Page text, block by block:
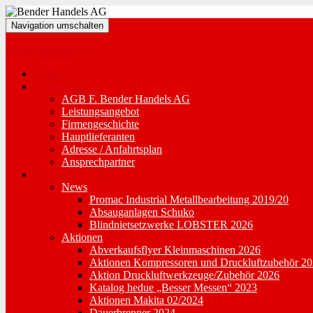
Navigation umschalten
AGB F. Bender Handels AG
Leistungsangebot
Firmengeschichte
Hauptlieferanten
Adresse / Anfahrtsplan
Ansprechpartner
News
Promac Industrial Metallbearbeitung 2019/20
Absauganlagen Schuko
Blindnietsetzwerke LOBSTER 2026
Aktionen
Abverkaufsflyer Kleinmaschinen 2026
Aktionen Kompressoren und Druckluftzubehör
Aktion Druckluftwerkzeuge/Zubehör 2026
Katalog hedue „Besser Messen“ 2023
Aktionen Makita 02/2024